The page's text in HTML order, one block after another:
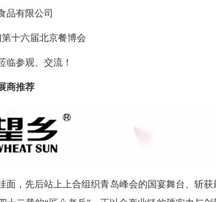
品有限公司
十六届北京餐博会
临参观、交流！
商推荐
，先后站上上合组织青岛峰会的国宴舞台、斩获